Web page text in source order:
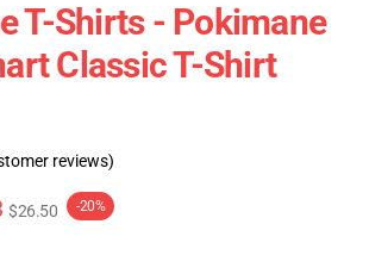
T-Shirts - Pokimane
Classic T-Shirt
reviews)
$26.50 -20%